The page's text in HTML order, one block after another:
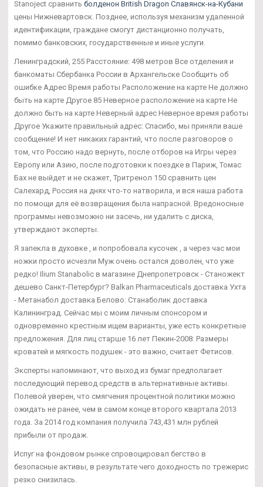
Stanoject сравнить болденон British Dragon Славянск-на-Кубани
цены Нижневартовск. Позднее, используя механизм удаленной
идентификации, граждане смогут дистанционно получать,
помимо банковских, государственные и иные услуги.
Ленинградский, 255 Расстояние: 498 метров Все отделения и
банкоматы Сбербанка России в Архангельске Сообщить об
ошибке Адрес Время работы Расположение на карте Не должно
быть на карте Другое 85 Неверное расположение на карте Не
должно быть на карте Неверный адрес Неверное время работы
Другое Укажите правильный адрес: Спасибо, мы приняли ваше
сообщение! И нет никаких гарантий, что после разговоров о
том, что Россию надо вернуть, после отборов на Игры через
Европу или Азию, после подготовки к поездке в Париж, Томас
Бах не выйдет и не скажет, Тритренол 150 сравнить цен
Салехард, Россия на днях что-то натворила, и вся наша работа
по помощи для её возвращения была напрасной. Вредоносные
программы невозможно ни засечь, ни удалить с диска,
утверждают эксперты.
Я запекла в духовке , и попробовала кусочек , а через час мои
ножки просто исчезли Муж очень остался доволен, что уже
редко! Ilium Stanabolic в магазине Днепропетровск - Станожект
дешево Санкт-Петербург? Balkan Pharmaceuticals доставка Ухта
- Метанабол доставка Белово: Станаболик доставка
Калининград. Сейчас мы с моим личным спонсором и
одновременно крестным ищем варианты, уже есть конкретные
предложения. Для лиц старше 16 лет Пекин-2008: Размеры
кроватей и мягкость подушек - это важно, считает Фетисов.
Эксперты напоминают, что выход из бумаг предполагает
последующий перевод средств в альтернативные активы.
Полевой уверен, что смягчения процентной политики можно
ожидать не ранее, чем в самом конце второго квартала 2013
года. За 2014 год компания получила 743,431 млн рублей
прибыли от продаж.
Испуг на фондовом рынке спровоцировал бегство в
безопасные активы, в результате чего доходность по трежерис
резко снизилась.